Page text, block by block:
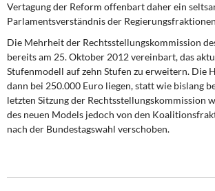
Vertagung der Reform offenbart daher ein
Parlamentsverständnis der
Die Mehrheit der Rechtsstellungskommission
bereits am 25. Oktober 2012 vereinbart, das
Stufenmodell auf zehn Stufen zu erweitern. Die
dann bei 250.000 Euro liegen, statt wie bislang
letzten Sitzung der Rechtsstellungskommission
des neuen Models jedoch von den
nach der Bundestagswahl verschoben.